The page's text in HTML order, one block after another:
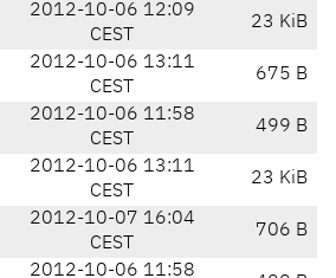
2012-10-06 12:09
CEST
23 KiB
2012-10-06 13:11
CEST
675 B
2012-10-06 11:58
CEST
499 B
2012-10-06 13:11
CEST
23 KiB
2012-10-07 16:04
CEST
706 B
2012-10-06 11:58